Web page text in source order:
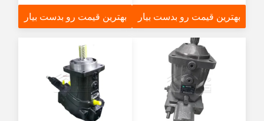
SANYZoomlionXCMGپمپ
بتنی با پیستون هیدرولیک
بهترین قیمت رو بدست بیار
A7 A7V A7VO A7VO28
A7VO55 A7VO80
پیستون هیدرولیک
بهترین قیمت رو بدست بیار